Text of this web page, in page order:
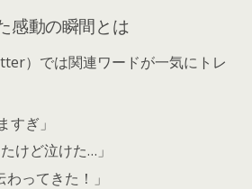
感動の瞬間とは
）では関連ワードが一気にトレ
すぎ」
けど泣けた…」
わってきた！」